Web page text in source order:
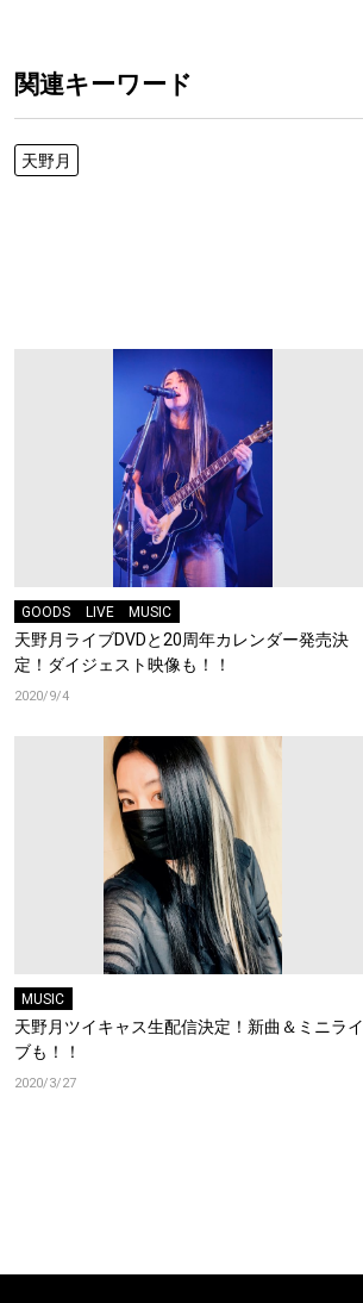
関連キーワード
天野月
GOODS LIVE MUSIC
天野月ライブDVDと20周年カレンダー発売決
定！ダイジェスト映像も！！
2020/9/4
MUSIC
天野月ツイキャス生配信決定！新曲＆ミニライ
ブも！！
2020/3/27